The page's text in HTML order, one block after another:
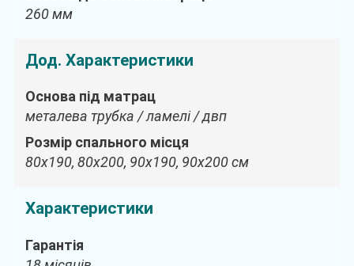
260 мм
Дод. Характеристики
Основа під матрац
металева трубка / ламелі / двп
Розмір спального місця
80х190, 80х200, 90х190, 90х200 см
Характеристики
Гарантія